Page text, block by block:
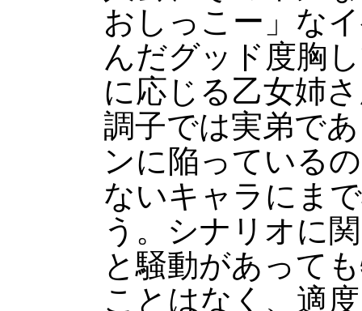
おしっこー」な
んだグッド度胸
に応じる乙女姉
調子では実弟で
ンに陥っている
ないキャラにま
う。シナリオに
と騒動があって
ことはなく、適